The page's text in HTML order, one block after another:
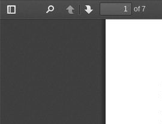
Toggle
PreviousNext
of 7